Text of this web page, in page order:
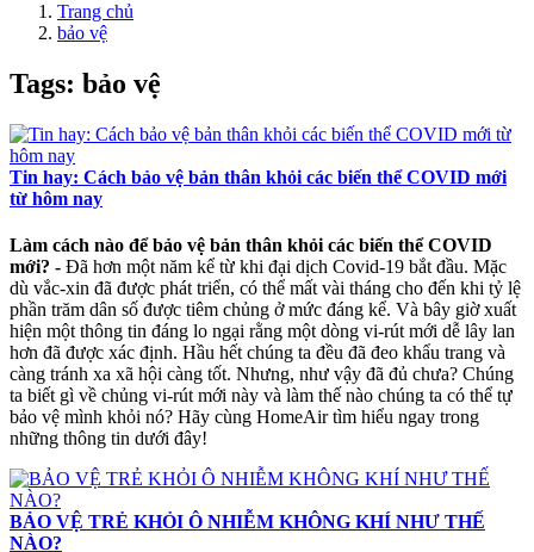
Trang chủ
bảo vệ
Tags: bảo vệ
Tin hay: Cách bảo vệ bản thân khỏi các biến thể COVID mới
từ hôm nay
Làm cách nào để bảo vệ bản thân khỏi các biến thể COVID
mới? - Đã hơn một năm kể từ khi đại dịch Covid-19 bắt đầu. Mặc
dù vắc-xin đã được phát triển, có thể mất vài tháng cho đến khi tỷ lệ
phần trăm dân số được tiêm chủng ở mức đáng kể. Và bây giờ xuất
hiện một thông tin đáng lo ngại rằng một dòng vi-rút mới dễ lây lan
hơn đã được xác định. Hầu hết chúng ta đều đã đeo khẩu trang và
càng tránh xa xã hội càng tốt. Nhưng, như vậy đã đủ chưa? Chúng
ta biết gì về chủng vi-rút mới này và làm thế nào chúng ta có thể tự
bảo vệ mình khỏi nó? Hãy cùng HomeAir tìm hiểu ngay trong
những thông tin dưới đây!
BẢO VỆ TRẺ KHỎI Ô NHIỄM KHÔNG KHÍ NHƯ THẾ
NÀO?